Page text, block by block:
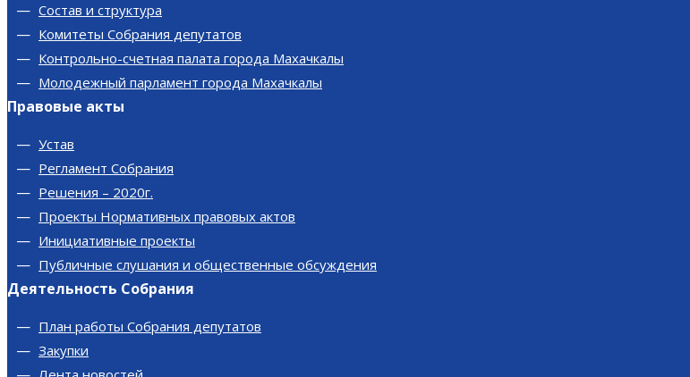
Состав и структура
Комитеты Собрания депутатов
Контрольно-счетная палата города Махачкалы
Молодежный парламент города Махачкалы
Правовые акты
Устав
Регламент Собрания
Решения – 2020г.
Проекты Нормативных правовых актов
Инициативные проекты
Публичные слушания и общественные обсуждения
Деятельность Собрания
План работы Собрания депутатов
Закупки